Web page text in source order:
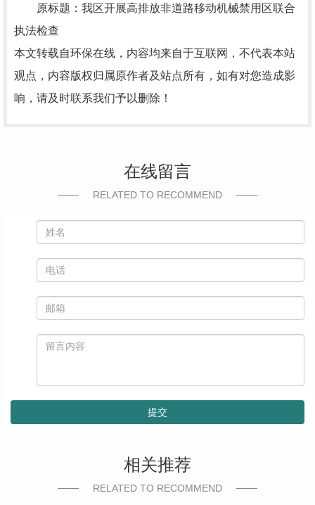
原标题：我区开展高排放非道路移动机械禁用区联合
执法检查
本文转载自环保在线，内容均来自于互联网，不代表本站
观点，内容版权归属原作者及站点所有，如有对您造成影
响，请及时联系我们予以删除！
在线留言
RELATED TO RECOMMEND
提交
相关推荐
RELATED TO RECOMMEND